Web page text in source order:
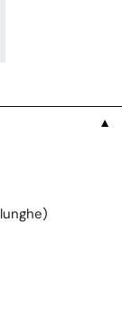
▼